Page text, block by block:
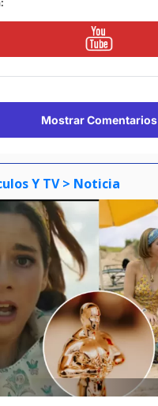
Mostrar Comentarios
Y TV > Noticia